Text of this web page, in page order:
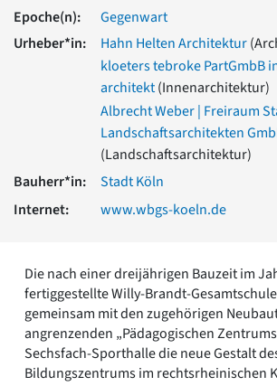
Romanik
Vorromanik
Römische Antike
Über baukunst-nrw
Fachbeirat
Freunde & Förderer
Impressum
Datenschutz
Epoche(n):
Gegenwart
Urheber*in:
Hahn Helten Architektur
kloeters tebroke PartGmbB
architekt(Innenarchitektur)
Albrecht Weber | Freiraum
Landschaftsarchitekten
(Landschaftsarchitektur)
Bauherr*in:
Stadt Köln
Internet:
www.wbgs-koeln.de
Die nach einer dreijährigen Bauzeit im
fertiggestellte Willy-Brandt-
gemeinsam mit den zugehörigen
angrenzenden „Pädagogischen
Sechsfach-Sporthalle die neue Gestalt
Bildungszentrums im rechtsrheinischen